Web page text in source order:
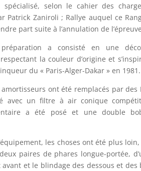
selon le cahier des
Patrick Zaniroli ; Rallye auquel ce
part suite à l’annulation de
préparation a consisté en une
la couleur d’origine et
du « Paris-Alger-Dakar » en 1981.
ont été remplacés par
avec un filtre à air conique
a été posé et une double
les choses ont été plus
deux paires de phares longue-portée,
et le blindage des dessous et des